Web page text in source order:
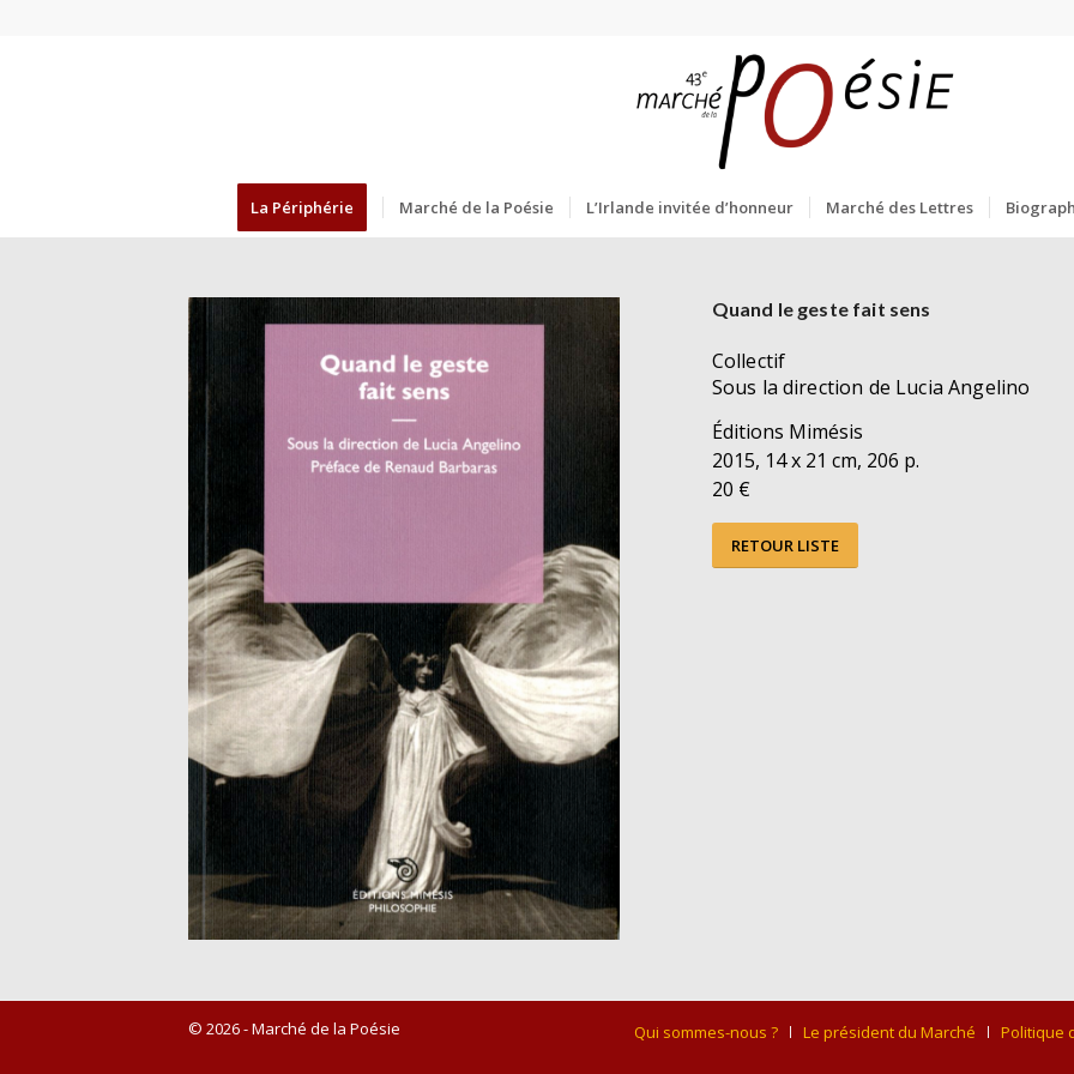
La Périphérie Marché de la Poésie L’Irlande invitée d’honneur Marché des Lettres
Quand le geste fait sens
Collectif
Sous la direction de Lucia Angelino
Éditions Mimésis
2015, 14 x 21 cm, 206 p.
20 €
RETOUR LISTE
© 2026 - Marché de la Poésie Qui sommes-nous ? Le président du Marché Politique